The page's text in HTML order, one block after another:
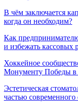
В чём заключается
когда он необходим?
Как
и избежать кассовых
Хоккейное
Монументу Победы
Эстетическая
частью